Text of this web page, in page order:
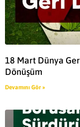
18 Mart Dünya
Dönüşüm
Devamını Gör »